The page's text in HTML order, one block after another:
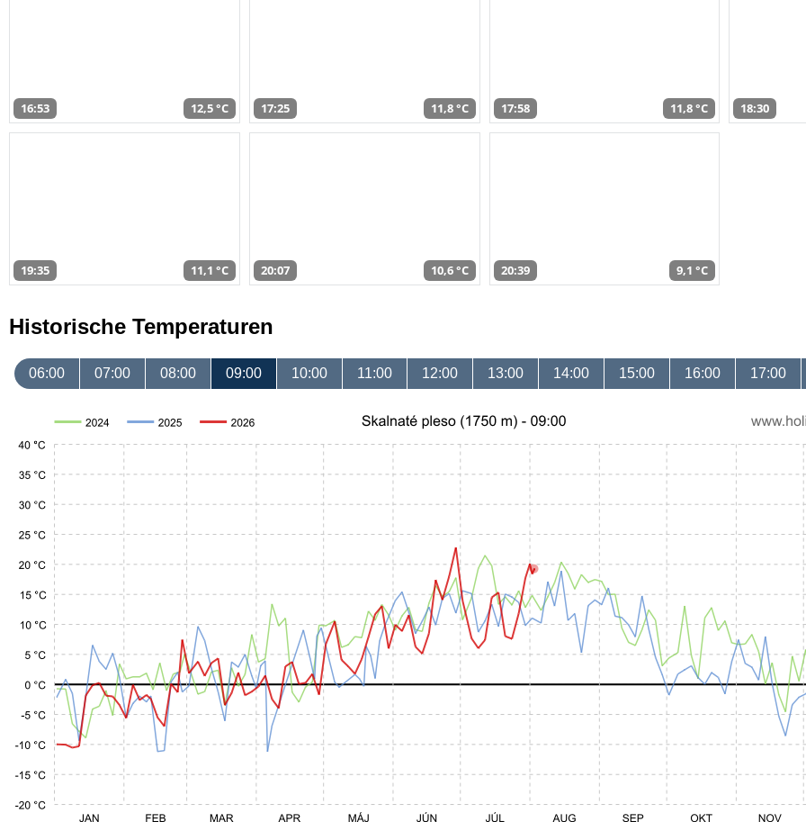
16:53 12,5 °C 17:25 11,8 °C 17:58 11,8 °C 18:30
19:35 11,1 °C 20:07 10,6 °C 20:39 9,1 °C
Historische Temperaturen
06:00 07:00 08:00 09:00 10:00 11:00 12:00 13:00 14:00 15:00 16:00 17:00